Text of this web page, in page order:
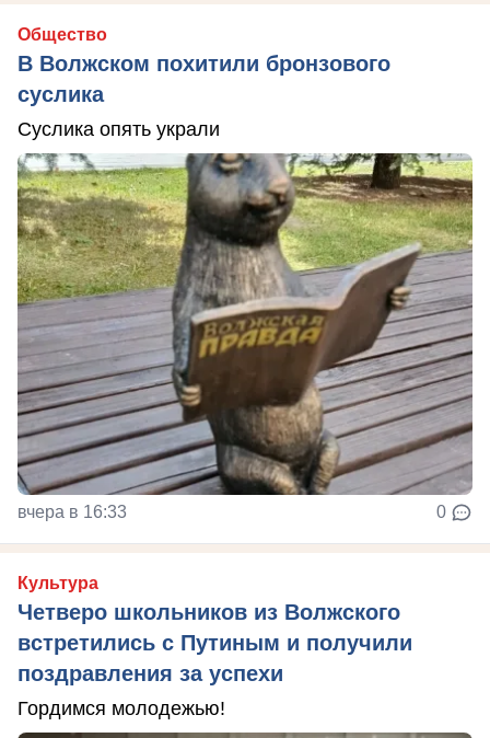
Общество
В Волжском похитили бронзового
суслика
Суслика опять украли
вчера в 16:33 0
Культура
Четверо школьников из Волжского
встретились с Путиным и получили
поздравления за успехи
Гордимся молодежью!